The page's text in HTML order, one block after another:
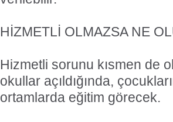
HİZMETLİ OLMAZSA NE
Hizmetli sorunu kısmen de
okullar açıldığında,
ortamlarda eğitim görecek.